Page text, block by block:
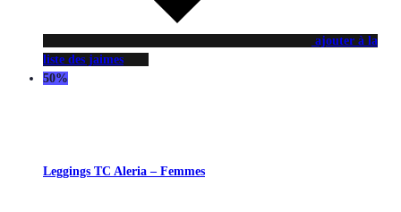
ajouter à la
liste des jaimes
50%
Leggings TC Aleria – Femmes